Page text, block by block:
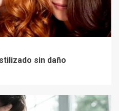
sin daño